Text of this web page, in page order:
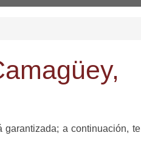
garantizada; a continuación, te